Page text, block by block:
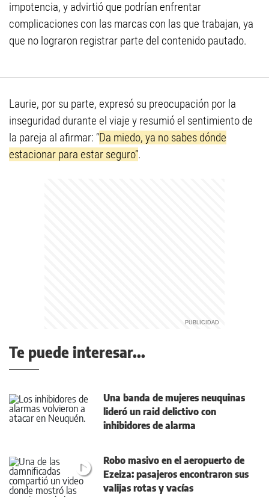
impotencia, y advirtió que podrían enfrentar
complicaciones con las marcas con las que trabajan, ya
que no lograron registrar parte del contenido pautado.
Laurie, por su parte, expresó su preocupación por la
inseguridad durante el viaje y resumió el sentimiento de
la pareja al afirmar: “Da miedo, ya no sabes dónde
estacionar para estar seguro”.
Te puede interesar...
Una banda de mujeres neuquinas
lideró un raid delictivo con
inhibidores de alarma
Robo masivo en el aeropuerto de
Ezeiza: pasajeros encontraron sus
valijas rotas y vacías